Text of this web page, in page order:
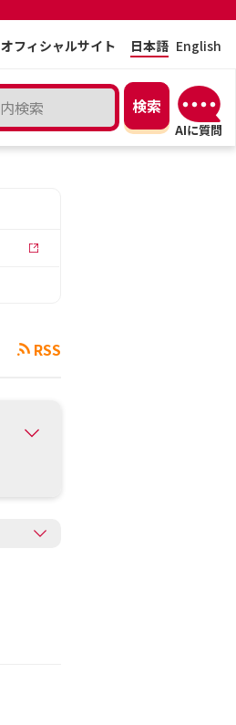
オフィシャルサイト 日本語 English
RSS